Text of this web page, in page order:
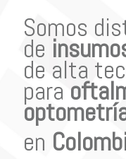
Somos
de
de alta
para
en